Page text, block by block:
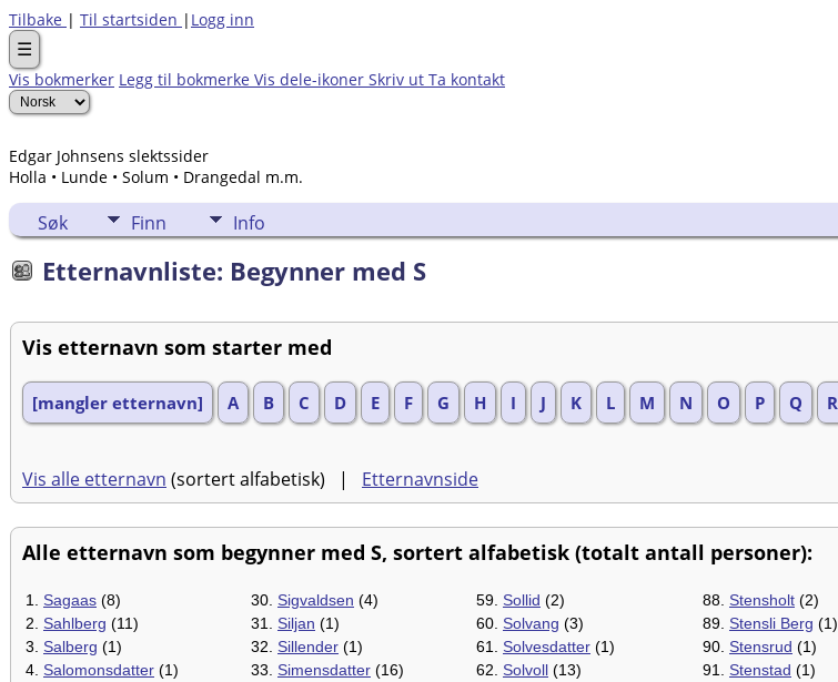
Tilbake | Til startsiden | Logg inn
☰
Vis bokmerker Legg til bokmerke Vis dele-ikoner Skriv ut Ta kontakt
Edgar Johnsens slektssider
Holla • Lunde • Solum • Drangedal m.m.
Søk Finn Info
Etternavnliste: Begynner med S
Vis etternavn som starter med
[mangler etternavn] A B C D E F G H I J K L M N O P Q R
Vis alle etternavn (sortert alfabetisk) | Etternavnside
Alle etternavn som begynner med S, sortert alfabetisk (totalt antall personer):
1. Sagaas (8)
2. Sahlberg (11)
3. Salberg (1)
4. Salomonsdatter (1)
30. Sigvaldsen (4)
31. Siljan (1)
32. Sillender (1)
33. Simensdatter (16)
59. Sollid (2)
60. Solvang (3)
61. Solvesdatter (1)
62. Solvoll (13)
88. Stensholt (2)
89. Stensli Berg (1)
90. Stensrud (1)
91. Stenstad (1)